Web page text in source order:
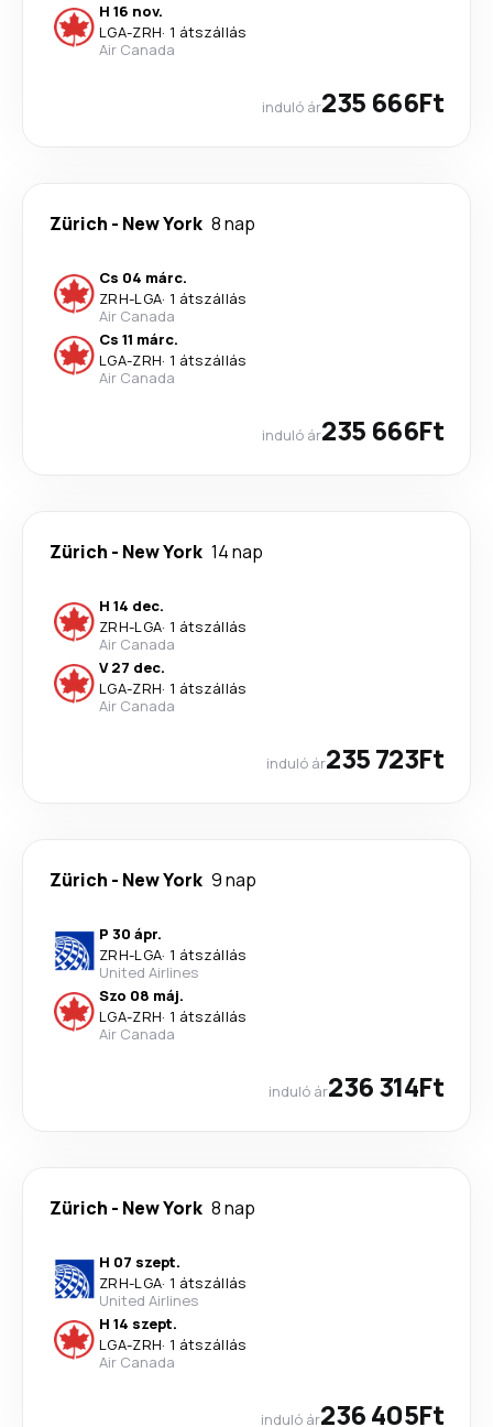
H 16 nov.
LGA-ZRH· 1 átszállás
Air Canada
induló ár235 666Ft
Zürich - New York 8 nap
Cs 04 márc.
ZRH-LGA· 1 átszállás
Air Canada
Cs 11 márc.
LGA-ZRH· 1 átszállás
Air Canada
induló ár235 666Ft
Zürich - New York 14 nap
H 14 dec.
ZRH-LGA· 1 átszállás
Air Canada
V 27 dec.
LGA-ZRH· 1 átszállás
Air Canada
induló ár235 723Ft
Zürich - New York 9 nap
P 30 ápr.
ZRH-LGA· 1 átszállás
United Airlines
Szo 08 máj.
LGA-ZRH· 1 átszállás
Air Canada
induló ár236 314Ft
Zürich - New York 8 nap
H 07 szept.
ZRH-LGA· 1 átszállás
United Airlines
H 14 szept.
LGA-ZRH· 1 átszállás
Air Canada
induló ár236 405Ft